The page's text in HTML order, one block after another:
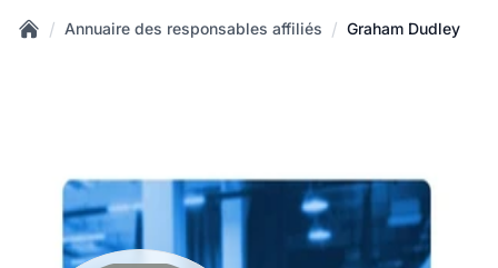
/ Annuaire des responsables affiliés / Graham Dudley